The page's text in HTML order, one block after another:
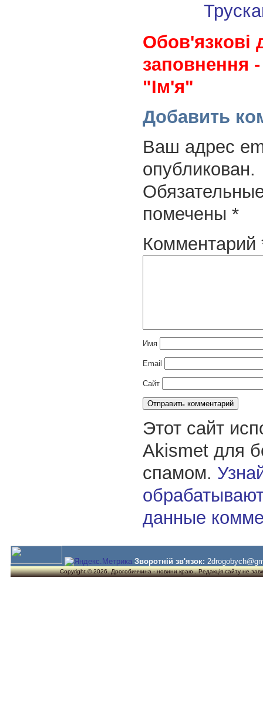
Обов'язкові
заповнення
"Ім'я"
Добавить
Ваш адрес
опубликован.
помечены *
Комментарий
Имя
Email
Сайт
Этот сайт
Akismet для
спамом.
данные
Зворотній зв'язок:
Copyright © 2026. Дрогобиччина - новини краю . Редакція сайту не